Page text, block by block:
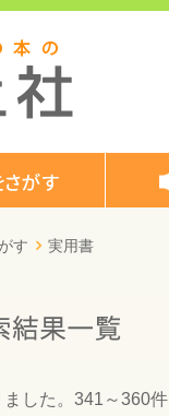
す 実用書
した。 341～360件